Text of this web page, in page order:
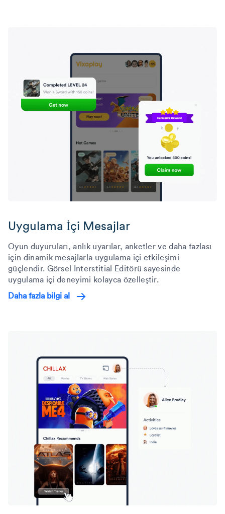
Uygulama İçi Mesajlar
Oyun duyuruları, anlık uyarılar, anketler ve daha fazlası
için dinamik mesajlarla uygulama içi etkileşimi
güçlendir. Görsel Interstitial Editörü sayesinde
uygulama içi deneyimi kolayca özelleştir.
Daha fazla bilgi al